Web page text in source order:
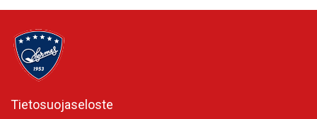
Tietosuojaseloste